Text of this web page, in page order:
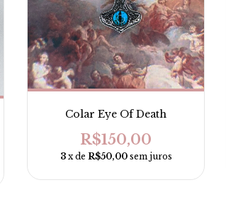
Colar Eye Of Death
R$150,00
3 x de R$50,00 sem juros